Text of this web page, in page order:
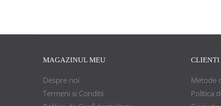
MAGAZINUL MEU
Despre noi
Termeni si Conditii
CLIENTI
Metode
Politica